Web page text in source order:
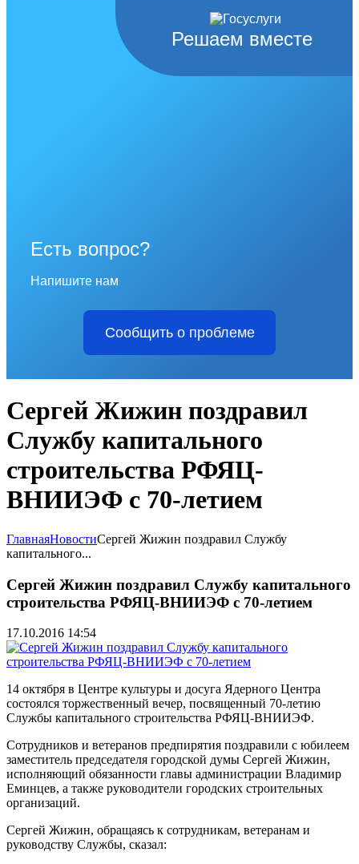
Решаем вместе
Есть вопрос?
Напишите нам
Сообщить о проблеме
Сергей Жижин поздравил
Службу капитального
строительства РФЯЦ-
ВНИИЭФ с 70-летием
ГлавнаяНовостиСергей Жижин поздравил Службу
капитального...
Сергей Жижин поздравил Службу капитального
строительства РФЯЦ-ВНИИЭФ с 70-летием
17.10.2016 14:54
14 октября в Центре культуры и досуга Ядерного Центра
состоялся торжественный вечер, посвященный 70-летию
Службы капитального строительства РФЯЦ-ВНИИЭФ.
Сотрудников и ветеранов предпирятия поздравили с юбилеем
заместитель председателя городской думы Сергей Жижин,
исполняющий обязанности главы администрации Владимир
Еминцев, а также руководители городских строительных
организаций.
Сергей Жижин, обращаясь к сотрудникам, ветеранам и
руководству Службы, сказал: